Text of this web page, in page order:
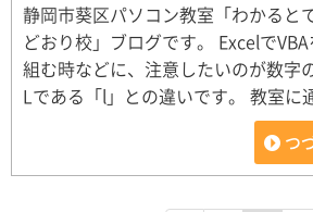
静岡市葵区パソコン教室「わかる
どおり校」ブログです。 Excelで
組む時などに、注意したいのが数字
Lである「l」との違いです。 教室
つ